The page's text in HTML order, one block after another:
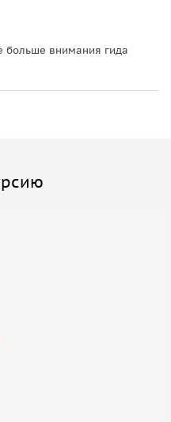
больше внимания гида